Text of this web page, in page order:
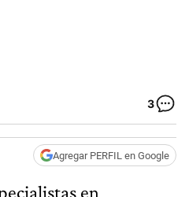
3
Agregar PERFIL en Google
en